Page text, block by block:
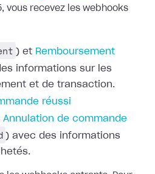
vous recevez les webhooks
) et Remboursement
informations sur les
et de transaction.
réussi
Annulation de commande
) avec des informations